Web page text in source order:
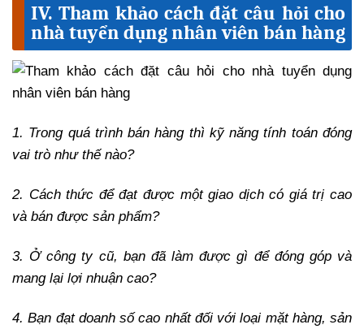
IV. Tham khảo cách đặt câu hỏi cho
nhà tuyển dụng nhân viên bán hàng
1. Trong quá trình bán hàng thì kỹ năng tính toán đóng
vai trò như thế nào?
2. Cách thức để đạt được một giao dịch có giá trị cao
và bán được sản phẩm?
3. Ở công ty cũ, bạn đã làm được gì để đóng góp và
mang lại lợi nhuận cao?
4. Bạn đạt doanh số cao nhất đối với loại mặt hàng, sản